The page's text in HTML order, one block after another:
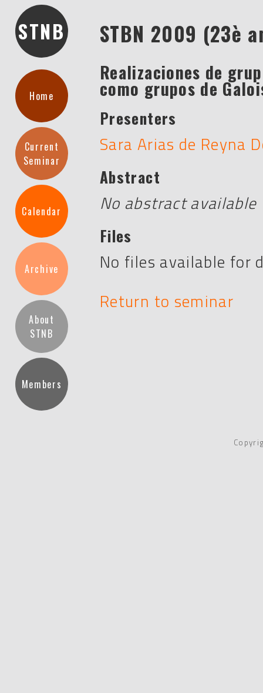
STNB
Home
Current
Seminar
Calendar
Archive
About
STNB
Members
STBN 2009 (23è
Realizaciones de
como grupos de
Presenters
Sara Arias de Reyna
Abstract
No abstract available
Files
No files available for
Return to seminar